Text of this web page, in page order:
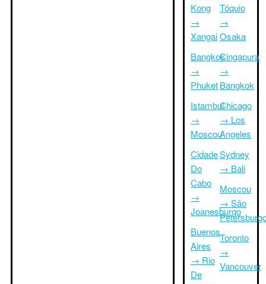
Kong
→
Xangai
Bangkok
→
Phuket
Istambul
→
Moscou
Cidade
Do
Cabo
→
Joanesburgo
Buenos
Aires
→ Rio
De
Tóquio
→
Osaka
Cingapura
→
Bangkok
Chicago
→ Los
Angeles
Sydney
→ Bali
Moscou
→ São
Toronto
→
Vancouver